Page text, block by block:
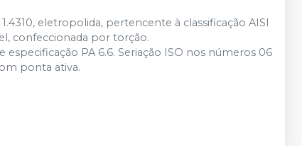
eletropolida, pertencente à classificação AISI
confeccionada por torção.
PA 6.6. Seriação ISO nos números 06
ponta ativa.